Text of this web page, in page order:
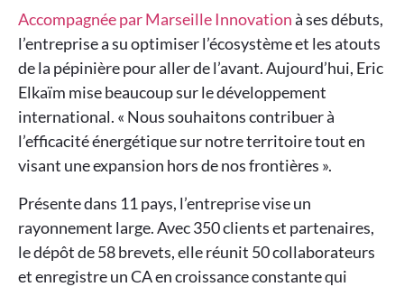
Accompagnée par Marseille Innovationà ses débuts,
l’entreprise a su optimiser l’écosystème et les atouts
de la pépinière pour aller de l’avant. Aujourd’hui, Eric
Elkaïm mise beaucoup sur le développement
international. « Nous souhaitons contribuer à
l’efficacité énergétique sur notre territoire tout en
visant une expansion hors de nos frontières ».
Présente dans 11 pays, l’entreprise vise un
rayonnement large. Avec 350 clients et partenaires,
le dépôt de 58 brevets, elle réunit 50 collaborateurs
et enregistre un CA en croissance constante qui